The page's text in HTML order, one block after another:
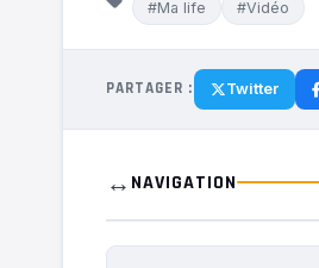
#Ma life #Vidéo
PARTAGER : Twitter
↔️ NAVIGATION